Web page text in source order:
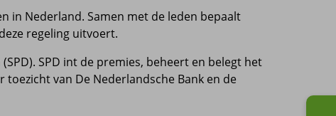
in Nederland. Samen met de leden bepaalt
regeling uitvoert.
SPD int de premies, beheert en belegt het
van De Nederlandsche Bank en de